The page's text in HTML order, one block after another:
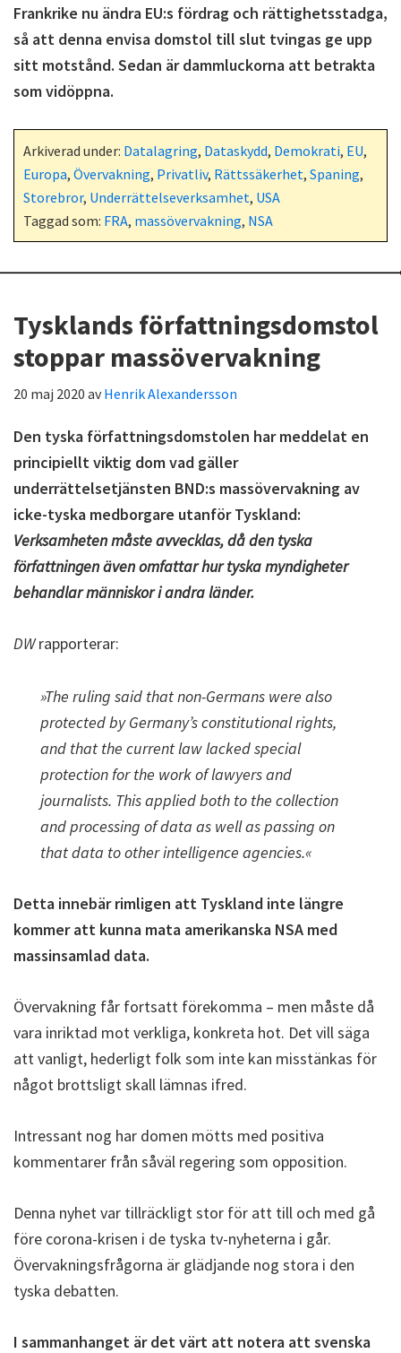
Frankrike nu ändra EU:s fördrag och rättighetsstadga,
så att denna envisa domstol till slut tvingas ge upp
sitt motstånd. Sedan är dammluckorna att betrakta
som vidöppna.
Arkiverad under: Datalagring, Dataskydd, Demokrati, EU,
Europa, Övervakning, Privatliv, Rättssäkerhet, Spaning,
Storebror, Underrättelseverksamhet, USA
Taggad som: FRA, massövervakning, NSA
Tysklands författningsdomstol
stoppar massövervakning
20 maj 2020 avHenrik Alexandersson
Den tyska författningsdomstolen har meddelat en
principiellt viktig dom vad gäller
underrättelsetjänsten BND:s massövervakning av
icke-tyska medborgare utanför Tyskland:
Verksamheten måste avvecklas, då den tyska
författningen även omfattar hur tyska myndigheter
behandlar människor i andra länder.
DWrapporterar:
»The ruling said that non-Germans were also
protected by Germany’s constitutional rights,
and that the current law lacked special
protection for the work of lawyers and
journalists. This applied both to the collection
and processing of data as well as passing on
that data to other intelligence agencies.«
Detta innebär rimligen att Tyskland inte längre
kommer att kunna mata amerikanska NSA med
massinsamlad data.
Övervakning får fortsatt förekomma – men måste då
vara inriktad mot verkliga, konkreta hot. Det vill säga
att vanligt, hederligt folk som inte kan misstänkas för
något brottsligt skall lämnas ifred.
Intressant nog har domen mötts med positiva
kommentarer från såväl regering som opposition.
Denna nyhet var tillräckligt stor för att till och med gå
före corona-krisen i de tyska tv-nyheterna i går.
Övervakningsfrågorna är glädjande nog stora i den
tyska debatten.
I sammanhanget är det värt att notera att svenska